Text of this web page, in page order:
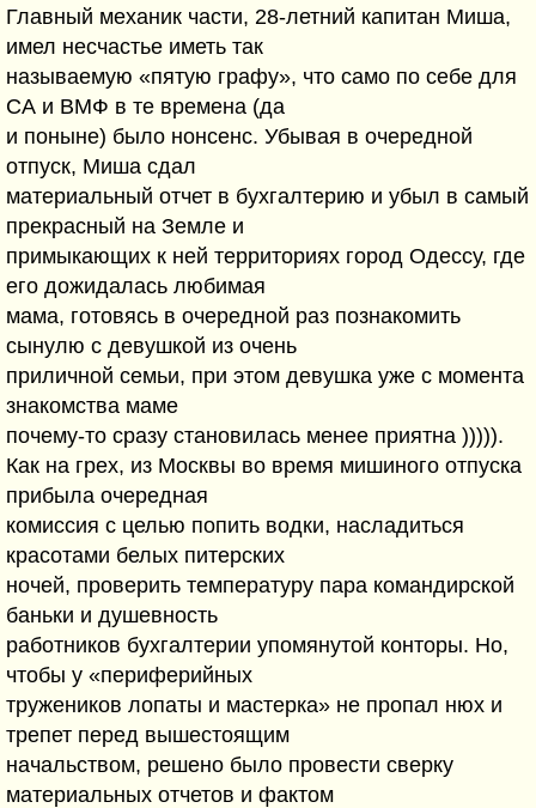
Главный механик части, 28-летний капитан Миша,
имел несчастье иметь так
называемую «пятую графу», что само по себе для
СА и ВМФ в те времена (да
и поныне) было нонсенс. Убывая в очередной
отпуск, Миша сдал
материальный отчет в бухгалтерию и убыл в самый
прекрасный на Земле и
примыкающих к ней территориях город Одессу, где
его дожидалась любимая
мама, готовясь в очередной раз познакомить
сынулю с девушкой из очень
приличной семьи, при этом девушка уже с момента
знакомства маме
почему-то сразу становилась менее приятна ))))).
Как на грех, из Москвы во время мишиного отпуска
прибыла очередная
комиссия с целью попить водки, насладиться
красотами белых питерских
ночей, проверить температуру пара командирской
баньки и душевность
работников бухгалтерии упомянутой конторы. Но,
чтобы у «периферийных
тружеников лопаты и мастерка» не пропал нюх и
трепет перед вышестоящим
начальством, решено было провести сверку
материальных отчетов и фактом